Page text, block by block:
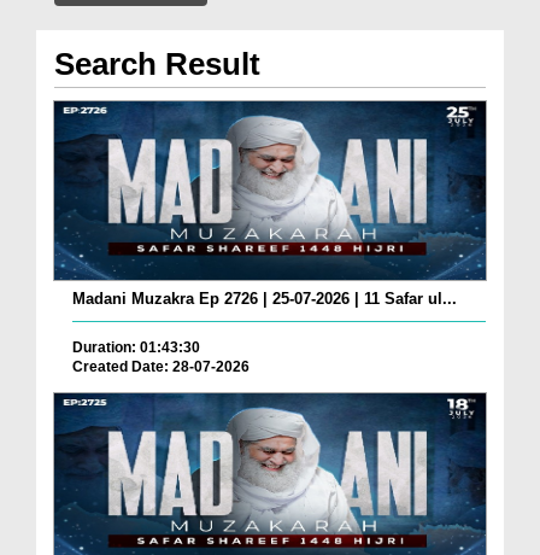
Search Result
Madani Muzakra Ep 2726 | 25-07-2026 | 11 Safar ul...
Duration: 01:43:30
Created Date: 28-07-2026